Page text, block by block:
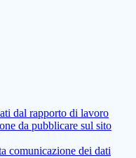
dal rapporto di lavoro
da pubblicare sul sito
comunicazione dei dati